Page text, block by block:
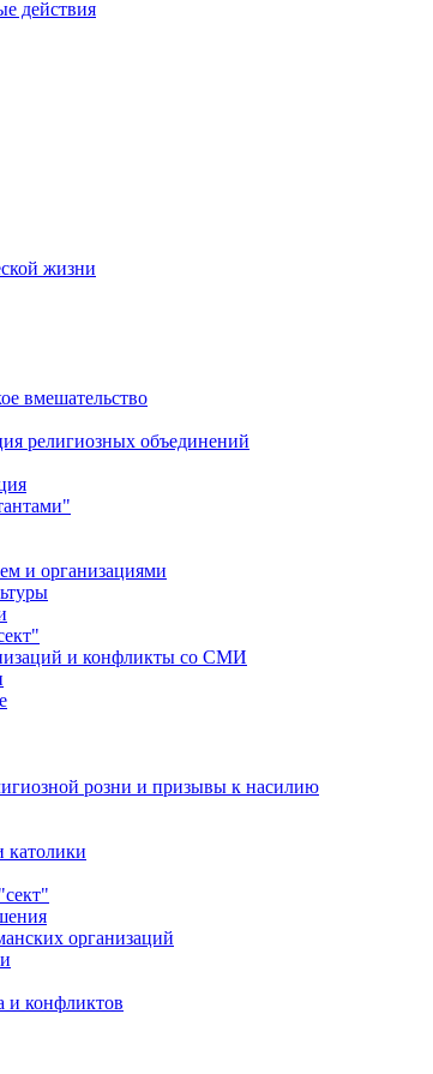
действия
жизни
вмешательство
религиозных объединений
и организациями
и конфликты со СМИ
розни и призывы к насилию
католики
организаций
и конфликтов